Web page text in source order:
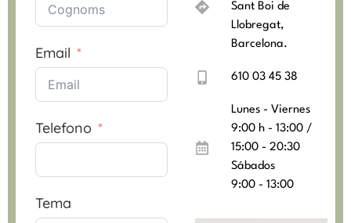
Email
Telefono
Tema
Sant Boi de
Llobregat,
Barcelona.
610 03 45 38
Lunes - Viernes
9:00 h - 13:00 /
15:00 - 20:30
Sábados
9:00 - 13:00